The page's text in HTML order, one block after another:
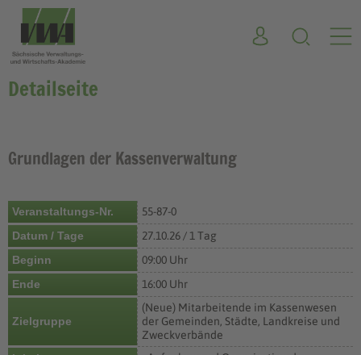
Detailseite
Grundlagen der Kassenverwaltung
Veranstaltungs-Nr.
55-87-0
Datum / Tage
27.10.26 / 1 Tag
Beginn
09:00 Uhr
Ende
16:00 Uhr
Zielgruppe
(Neue) Mitarbeitende im Kassenwesen
der Gemeinden, Städte, Landkreise und
Zweckverbände